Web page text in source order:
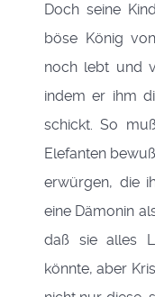
Doch seine
böse König
noch lebt und
indem er ihm
schickt. So
Elefanten
erwürgen, die
eine Dämonin
daß sie alles
könnte, aber